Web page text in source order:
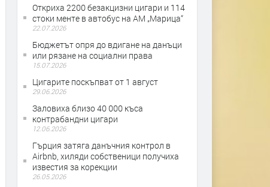
Откриха 2200 безакцизни цигари и 114
стоки менте в автобус на АМ „Марица“
22.07.2026
Бюджетът опря до вдигане на данъци
или рязане на социални права
15.07.2026
Цигарите поскъпват от 1 август
29.06.2026
Заловиха близо 40 000 къса
контрабандни цигари
12.06.2026
Гърция затяга данъчния контрол в
Airbnb, хиляди собственици получиха
известия за корекции
26.05.2026